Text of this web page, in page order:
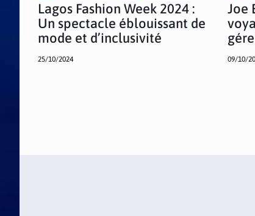
Lagos Fashion Week 2024 :
Un spectacle éblouissant de
mode et d’inclusivité
25/10/2024
Joe
09/10/